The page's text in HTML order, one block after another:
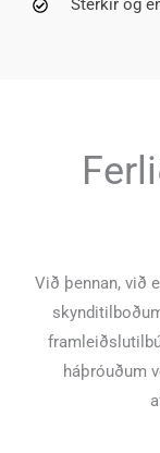
Sterkir og
Við þennan, við
háþróuðum